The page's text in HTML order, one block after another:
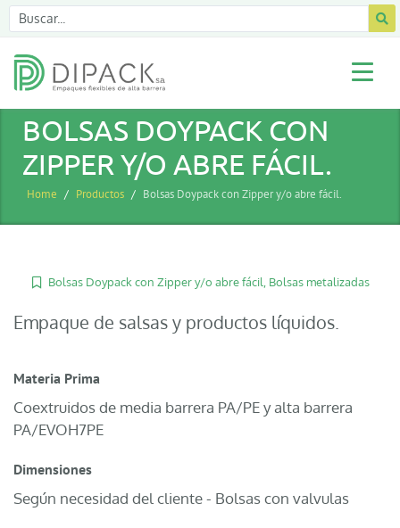
BOLSAS DOYPACK CON
ZIPPER Y/O ABRE FÁCIL.
Home Productos Bolsas Doypack con Zipper y/o abre fácil.
Bolsas Doypack con Zipper y/o abre fácil Bolsas metalizadas
Empaque de salsas y productos líquidos.
Materia Prima
Coextruidos de media barrera PA/PE y alta barrera
PA/EVOH7PE
Dimensiones
Según necesidad del cliente - Bolsas con valvulas